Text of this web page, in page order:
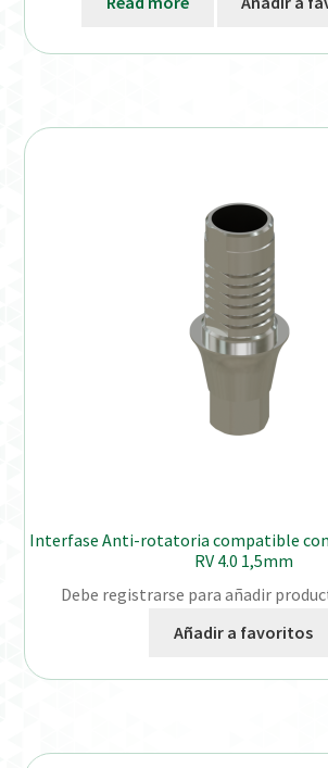
Interfase Anti-rotatoria compatible con
RV 4.0 1,5mm
Debe registrarse para añadir
Añadir a favoritos